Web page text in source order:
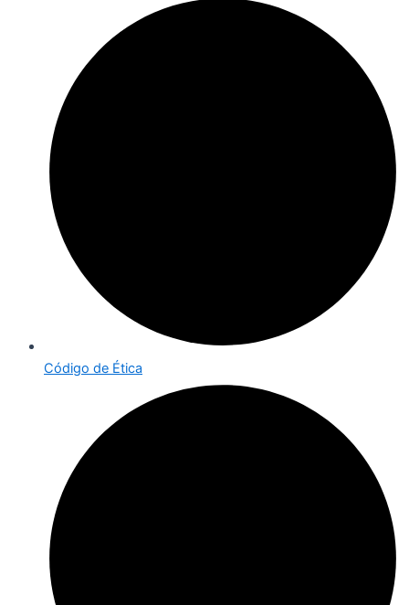
Código de Ética